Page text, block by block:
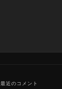
最近のコメント